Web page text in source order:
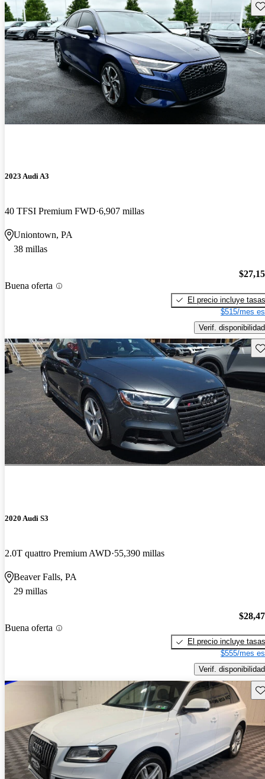
2023 Audi A3
40 TFSI Premium FWD 6,907 millas
Uniontown, PA
38 millas
Buena oferta
El precio incluye tasas
$515/mes
Verif. disponibilidad
2020 Audi S3
2.0T quattro Premium AWD 55,390 millas
Beaver Falls, PA
29 millas
Buena oferta
El precio incluye tasas
$555/mes
Verif. disponibilidad